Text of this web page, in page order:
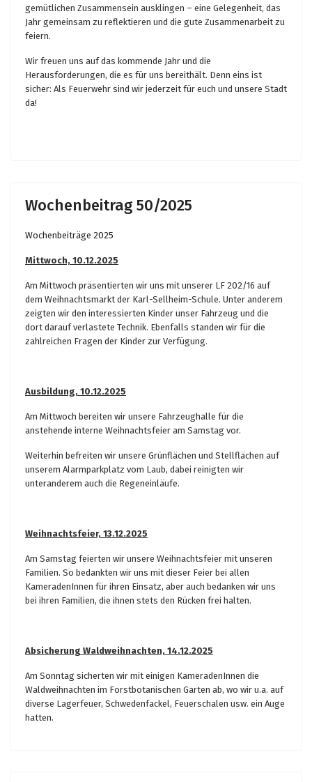
gemütlichen Zusammensein ausklingen – eine Gelegenheit, das
Jahr gemeinsam zu reflektieren und die gute Zusammenarbeit zu
feiern.
Wir freuen uns auf das kommende Jahr und die
Herausforderungen, die es für uns bereithält. Denn eins ist
sicher: Als Feuerwehr sind wir jederzeit für euch und unsere Stadt
da!
Wochenbeitrag 50/2025
Wochenbeiträge 2025
Mittwoch, 10.12.2025
Am Mittwoch präsentierten wir uns mit unserer LF 202/16 auf
dem Weihnachtsmarkt der Karl-Sellheim-Schule. Unter anderem
zeigten wir den interessierten Kinder unser Fahrzeug und die
dort darauf verlastete Technik. Ebenfalls standen wir für die
zahlreichen Fragen der Kinder zur Verfügung.
Ausbildung, 10.12.2025
Am Mittwoch bereiten wir unsere Fahrzeughalle für die
anstehende interne Weihnachtsfeier am Samstag vor.
Weiterhin befreiten wir unsere Grünflächen und Stellflächen auf
unserem Alarmparkplatz vom Laub, dabei reinigten wir
unteranderem auch die Regeneinläufe.
Weihnachtsfeier, 13.12.2025
Am Samstag feierten wir unsere Weihnachtsfeier mit unseren
Familien. So bedankten wir uns mit dieser Feier bei allen
KameradenInnen für ihren Einsatz, aber auch bedanken wir uns
bei ihren Familien, die ihnen stets den Rücken frei halten.
Absicherung Waldweihnachten, 14.12.2025
Am Sonntag sicherten wir mit einigen KameradenInnen die
Waldweihnachten im Forstbotanischen Garten ab, wo wir u.a. auf
diverse Lagerfeuer, Schwedenfackel, Feuerschalen usw. ein Auge
hatten.